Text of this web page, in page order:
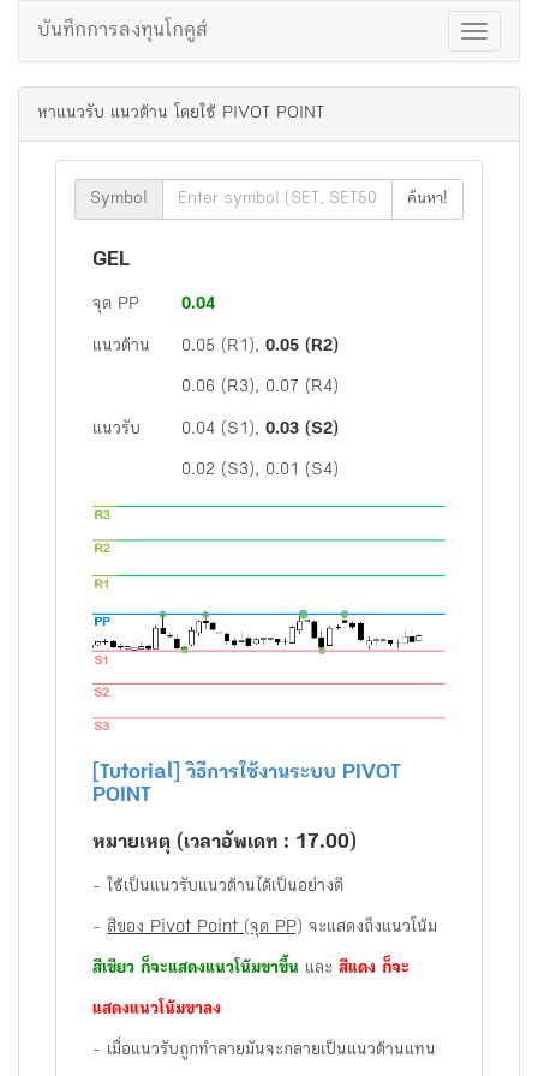
Toggle
บันทึกการลงทุนโกคูส์
หาแนวรับ แนวต้าน โดยใช้ PIVOT POINT
Symbol ค้นหา!
GEL
จุด PP 0.04
แนวต้าน 0.05 (R1), 0.05 (R2)
0.06 (R3), 0.07 (R4)
แนวรับ 0.04 (S1), 0.03 (S2)
0.02 (S3), 0.01 (S4)
[Tutorial] วิธีการใช้งานระบบ PIVOT
POINT
หมายเหตุ (เวลาอัพเดท : 17.00)
- ใช้เป็นแนวรับแนวต้านได้เป็นอย่างดี
- สีของ Pivot Point (จุด PP) จะแสดงถึงแนวโน้ม
สีเขียว ก็จะแสดงแนวโน้มขาขึ้น และ สีแดง ก็จะ
แสดงแนวโน้มขาลง
- เมื่อแนวรับถูกทำลายมันจะกลายเป็นแนวต้านแทน